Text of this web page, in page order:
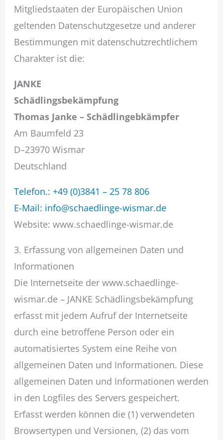
Mitgliedstaaten der Europäischen Union
geltenden Datenschutzgesetze und anderer
Bestimmungen mit datenschutzrechtlichem
Charakter ist die:
JANKE
Schädlingsbekämpfung
Thomas Janke – Schädlingebkämpfer
Am Baumfeld 23
D–23970 Wismar
Deutschland
Telefon.: +49 (0)3841 – 25 78 806
E-Mail: info@schaedlinge-wismar.de
Website: www.schaedlinge-wismar.de
3. Erfassung von allgemeinen Daten und
Informationen
Die Internetseite der www.schaedlinge-
wismar.de – JANKE Schädlingsbekämpfung
erfasst mit jedem Aufruf der Internetseite
durch eine betroffene Person oder ein
automatisiertes System eine Reihe von
allgemeinen Daten und Informationen. Diese
allgemeinen Daten und Informationen werden
in den Logfiles des Servers gespeichert.
Erfasst werden können die (1) verwendeten
Browsertypen und Versionen, (2) das vom